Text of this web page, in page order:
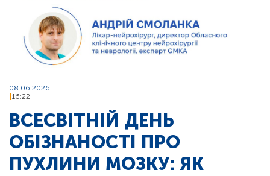
08.06.2026
16:22
ВСЕСВІТНІЙ ДЕНЬ
ОБІЗНАНОСТІ ПРО
ПУХЛИНИ МОЗКУ: ЯК